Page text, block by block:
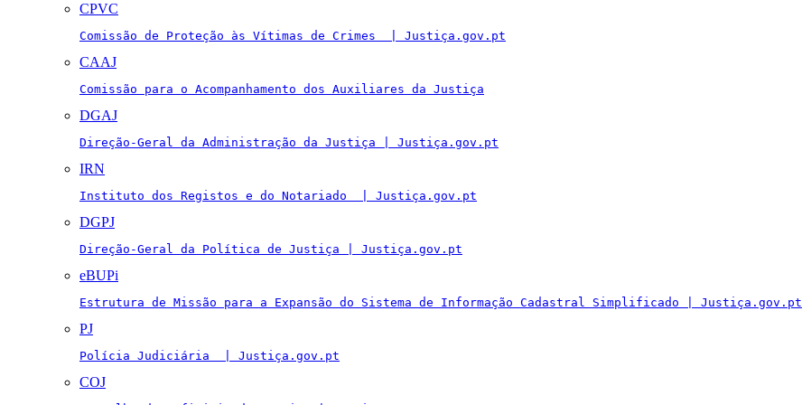
CPVC
Comissão de Proteção às Vítimas de Crimes  | Justiça.gov.pt
CAAJ
Comissão para o Acompanhamento dos Auxiliares da Justiça
DGAJ
Direção-Geral da Administração da Justiça | Justiça.gov.pt
IRN
Instituto dos Registos e do Notariado  | Justiça.gov.pt
DGPJ
Direção-Geral da Política de Justiça | Justiça.gov.pt
eBUPi
Estrutura de Missão para a Expansão do Sistema de Informação Cadastral Simplificado | Justiça.gov.pt
PJ
Polícia Judiciária  | Justiça.gov.pt
COJ